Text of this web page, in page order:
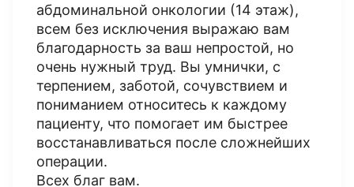
абдоминальной онкологии (14 этаж),
всем без исключения выражаю вам
благодарность за ваш непростой, но
очень нужный труд. Вы умнички, с
терпением, заботой, сочувствием и
пониманием относитесь к каждому
пациенту, что помогает им быстрее
восстанавливаться после сложнейших
операции.
Всех благ вам.